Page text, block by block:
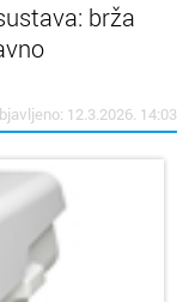
brža
12.3.2026. 14:03